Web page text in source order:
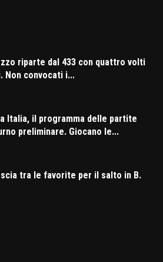
riparte dal 433 con quattro volti
Non convocati i...
Italia, il programma delle partite
preliminare. Giocano le...
tra le favorite per il salto in B.